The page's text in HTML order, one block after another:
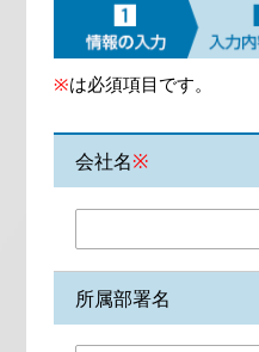
※は必須項目です。
会社名※
所属部署名